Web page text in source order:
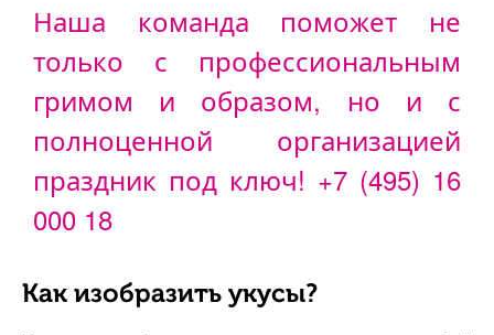
Наша команда поможет не
только с профессиональным
гримом и образом, но и с
полноценной организацией
праздник под ключ! +7 (495) 16
000 18
Как изобразить укусы?